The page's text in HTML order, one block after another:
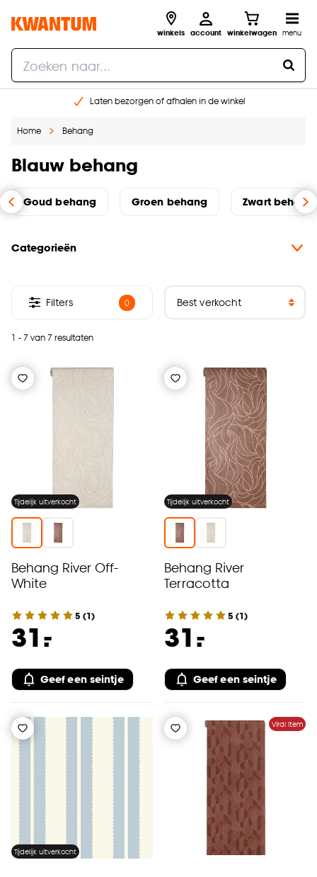
winkels account winkelwagen menu
Laten bezorgen of afhalen in de winkel
Gratis raam advies en inmeten aan huis
Home Behang
Blauw behang
Goud behang Groen behang Zwart behang
Categorieën
1 - 7 van 7 resultaten
Filters 0
Tijdelijk uitverkocht
Behang River Off-
White
5 (1)
31.
-
Geef een seintje
Tijdelijk uitverkocht
Behang River
Terracotta
5 (1)
31.
-
Geef een seintje
Tijdelijk uitverkocht
Viral Item